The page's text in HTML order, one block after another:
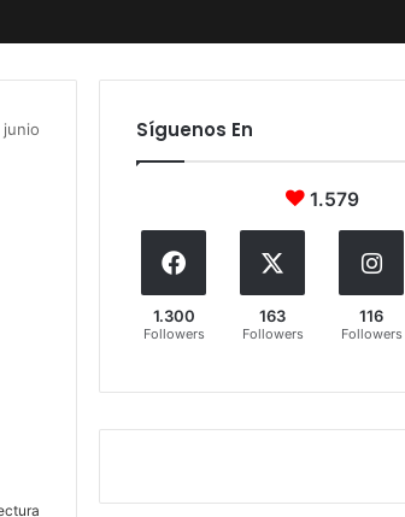
Síguenos En
1.579
1.300
Followers
163
Followers
116
Followers